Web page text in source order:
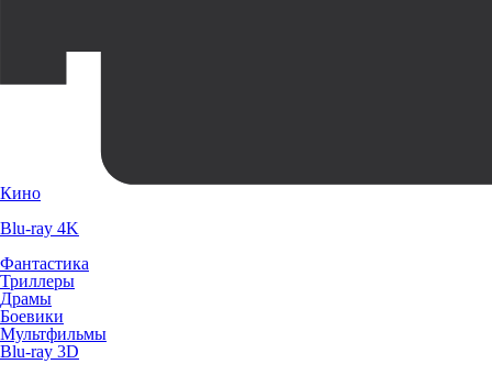
Кино
Blu-ray 4K
Фантастика
Триллеры
Драмы
Боевики
Мультфильмы
Blu-ray 3D